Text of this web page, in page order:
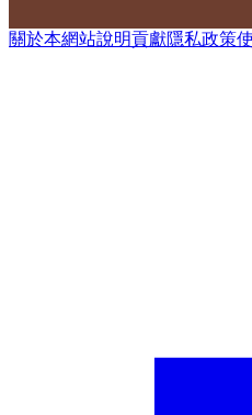
關於本網站說明貢獻隱私政策